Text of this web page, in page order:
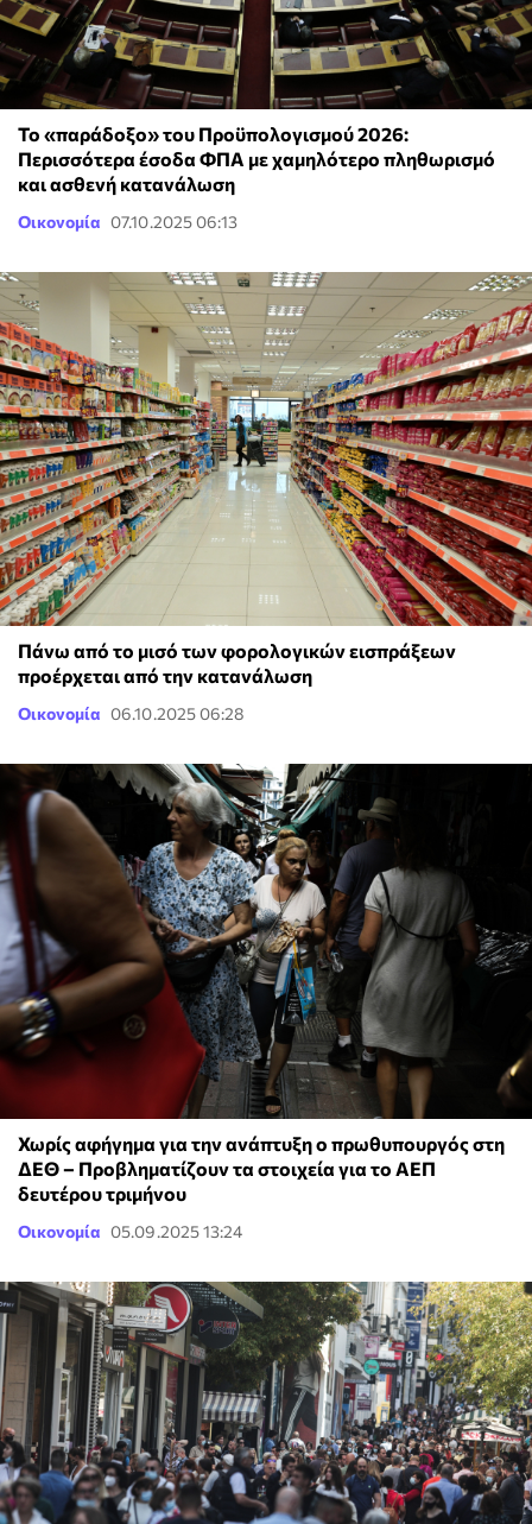
Το «παράδοξο» του Προϋπολογισμού 2026:
Περισσότερα έσοδα ΦΠΑ με χαμηλότερο πληθωρισμό
και ασθενή κατανάλωση
Οικονομία 07.10.2025 06:13
Πάνω από το μισό των φορολογικών εισπράξεων
προέρχεται από την κατανάλωση
Οικονομία 06.10.2025 06:28
Χωρίς αφήγημα για την ανάπτυξη ο πρωθυπουργός στη
ΔΕΘ – Προβληματίζουν τα στοιχεία για το ΑΕΠ
δευτέρου τριμήνου
Οικονομία 05.09.2025 13:24